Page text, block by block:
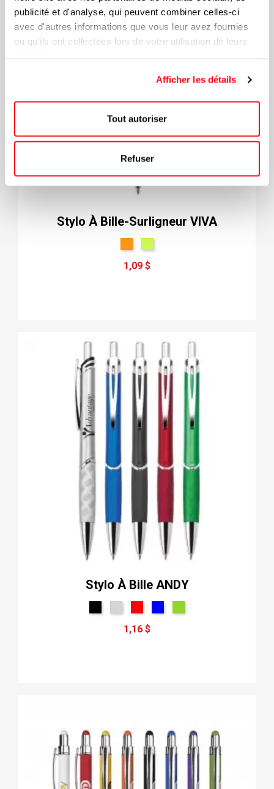
publicité et d'analyse, qui peuvent combiner celles-ci
avec d'autres informations que vous leur avez fournies
ou qu'ils ont collectées lors de votre utilisation de leurs
Afficher les détails
Tout autoriser
Refuser
Stylo À Bille-Surligneur VIVA
1,09 $
Stylo À Bille ANDY
1,16 $